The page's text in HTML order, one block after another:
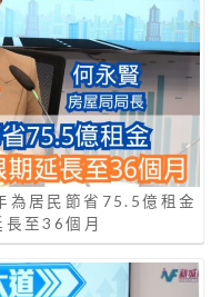
為居民節省75.5億租金
至36個月